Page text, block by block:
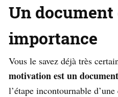
Un
importance
Vous le savez déjà très
motivation est un
l’étape incontournable